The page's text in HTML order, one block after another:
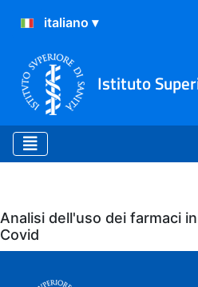
Istituto
Eventi
Analisi dell'uso dei farmaci
Covid